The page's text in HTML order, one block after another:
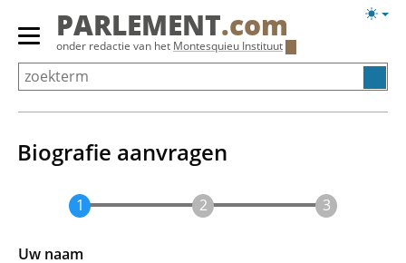
Overslaan
Primair
menu
tonen/verbergen
PARLEMENT.com
onder redactie van het Montesquieu Instituut
Biografie aanvragen
Uw naam